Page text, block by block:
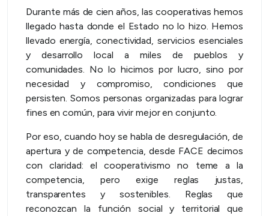
Durante más de cien años, las cooperativas hemos
llegado hasta donde el Estado no lo hizo. Hemos
llevado energía, conectividad, servicios esenciales
y desarrollo local a miles de pueblos y
comunidades. No lo hicimos por lucro, sino por
necesidad y compromiso, condiciones que
persisten. Somos personas organizadas para lograr
fines en común, para vivir mejor en conjunto.
Por eso, cuando hoy se habla de desregulación, de
apertura y de competencia, desde FACE decimos
con claridad: el cooperativismo no teme a la
competencia, pero exige reglas justas,
transparentes y sostenibles. Reglas que
reconozcan la función social y territorial que